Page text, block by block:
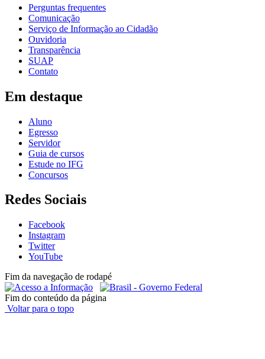
Perguntas frequentes
Comunicação
Serviço de Informação ao Cidadão
Ouvidoria
Transparência
SUAP
Contato
Em destaque
Aluno
Egresso
Servidor
Guia de cursos
Estude no IFG
Concursos
Redes Sociais
Facebook
Instagram
Twitter
YouTube
Fim da navegação de rodapé
Fim do conteúdo da página
Voltar para o topo